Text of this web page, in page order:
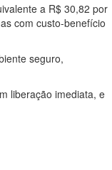
a R$ 30,82 por
com custo-benefício
seguro,
liberação imediata, e